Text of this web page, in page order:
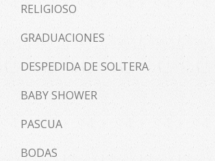
RELIGIOSO
GRADUACIONES
DESPEDIDA DE SOLTERA
BABY SHOWER
PASCUA
BODAS